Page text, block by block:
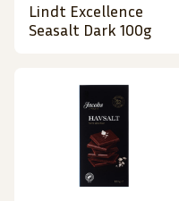
Lindt Excellence
Seasalt Dark 100g